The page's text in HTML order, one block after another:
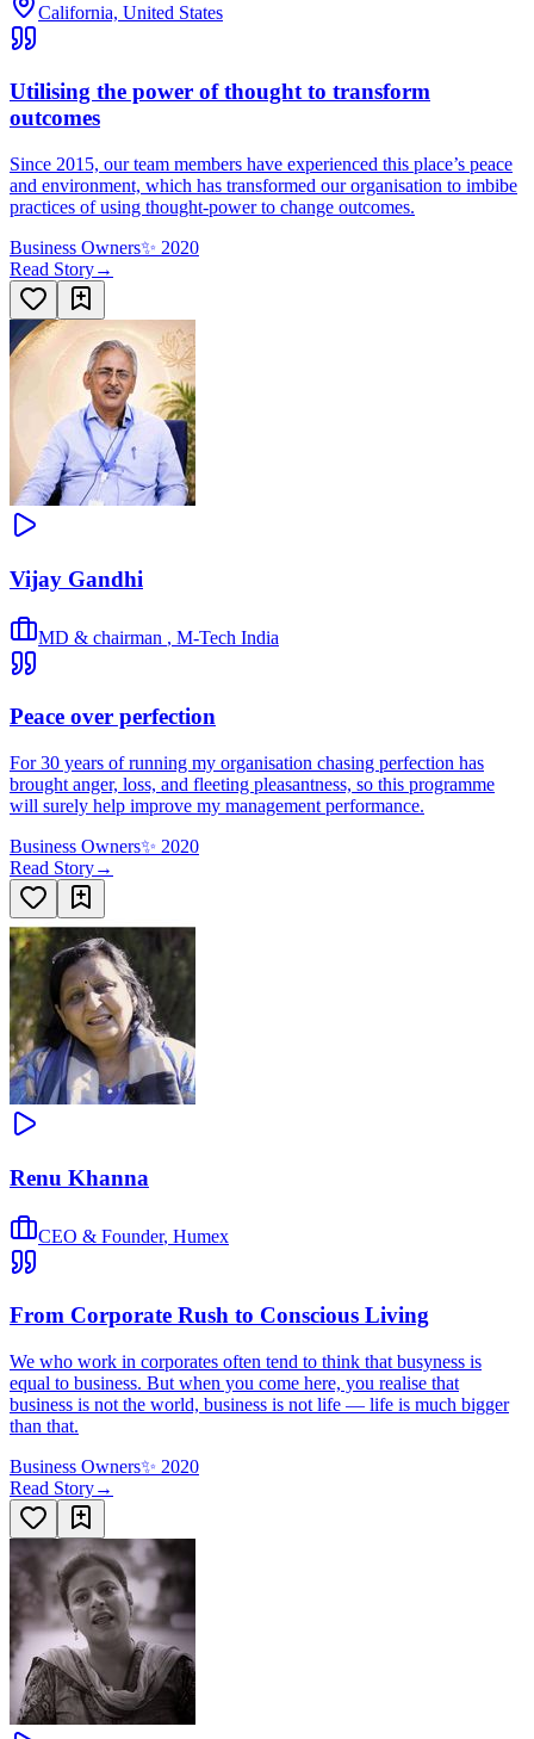
California, United States
Utilising the power of thought to transform
outcomes
Since 2015, our team members have experienced this place’s peace
and environment, which has transformed our organisation to imbibe
practices of using thought-power to change outcomes.
Business Owners✨ 2020
Read Story→
Vijay Gandhi
MD & chairman , M-Tech India
Peace over perfection
For 30 years of running my organisation chasing perfection has
brought anger, loss, and fleeting pleasantness, so this programme
will surely help improve my management performance.
Business Owners✨ 2020
Read Story→
Renu Khanna
CEO & Founder, Humex
From Corporate Rush to Conscious Living
We who work in corporates often tend to think that busyness is
equal to business. But when you come here, you realise that
business is not the world, business is not life — life is much bigger
than that.
Business Owners✨ 2020
Read Story→